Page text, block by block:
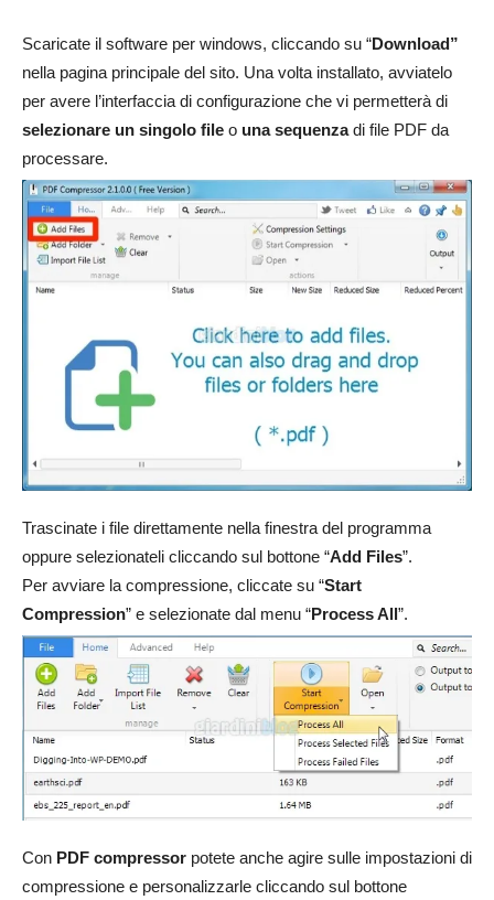
Scaricate il software per windows, cliccando su “Download”
nella pagina principale del sito. Una volta installato, avviatelo
per avere l’interfaccia di configurazione che vi permetterà di
selezionare un singolo file o una sequenzadi file PDF da
processare.
Trascinate i file direttamente nella finestra del programma
oppure selezionateli cliccando sul bottone “Add Files”.
Per avviare la compressione, cliccate su “Start
Compression” e selezionate dal menu “Process All”.
Con PDF compressor potete anche agire sulle impostazioni di
compressione e personalizzarle cliccando sul bottone